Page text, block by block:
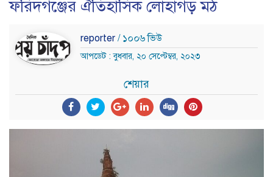
ফরিদগঞ্জের ঐতিহাসিক লোহাগড় মঠ
reporter / ১০০৬ ভিউ
আপডেট : বুধবার, ২০ সেপ্টেম্বর, ২০২৩
শেয়ার